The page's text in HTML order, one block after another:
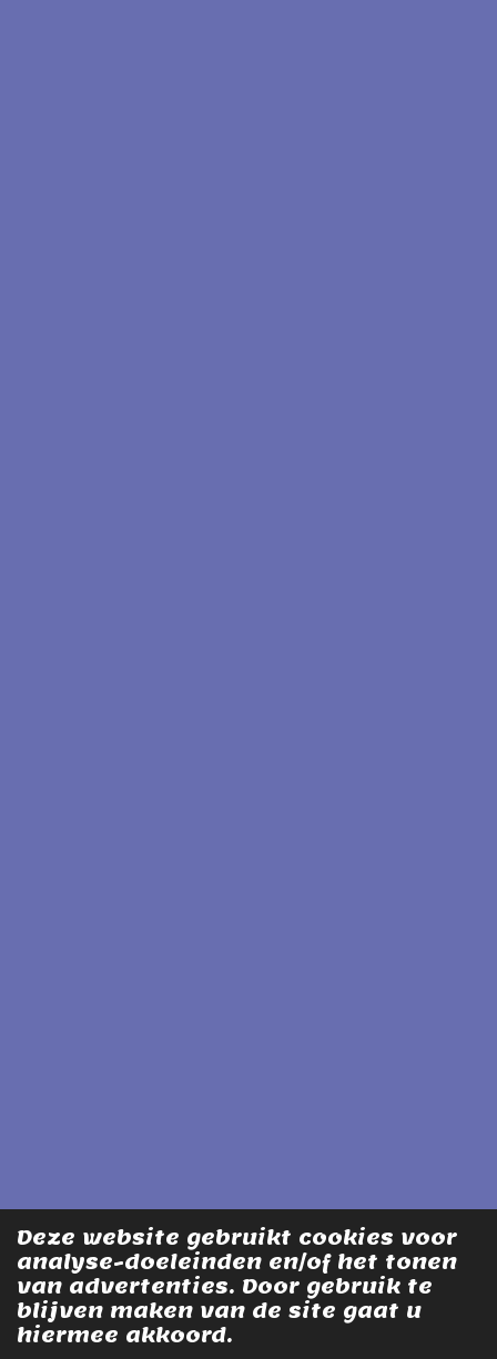
Deze website gebruikt cookies voor
analyse-doeleinden en/of het tonen
van advertenties. Door gebruik te
blijven maken van de site gaat u
hiermee akkoord.